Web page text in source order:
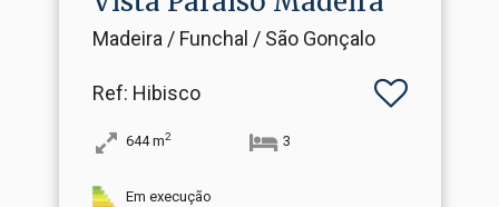
Madeira / Funchal / São Gonçalo
Ref: Hibisco
644m2 3
Em execução